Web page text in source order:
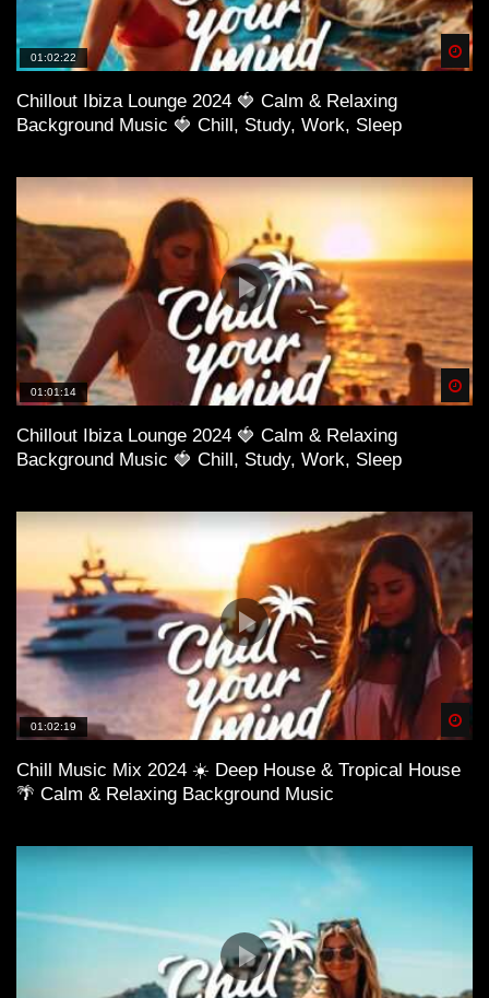
01:02:22
Chillout Ibiza Lounge 2024 🍓 Calm & Relaxing
Background Music 🍓 Chill, Study, Work, Sleep
01:01:14
Chillout Ibiza Lounge 2024 🍓 Calm & Relaxing
Background Music 🍓 Chill, Study, Work, Sleep
01:02:19
Chill Music Mix 2024 ☀️ Deep House & Tropical House
🌴 Calm & Relaxing Background Music